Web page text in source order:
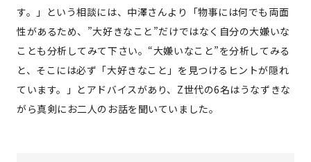
す。」という相談には、中澤さんより「物事には何でも両面
性があるため、”大好きなこと”だけではなく自分の大嫌いな
ことも分析してみて下さい。“大嫌いなこと”を分析してみる
と、そこには必ず「大好きなこと」を見つけるヒントが隠れ
ています。」とアドバイスがあり、Z世代の6名はうなずきな
がら真剣にお二人のお話を聞いていました。